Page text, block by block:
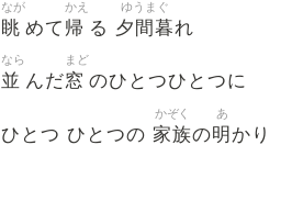
眺
なが
めて 帰
かえ
る 夕間暮
ゆうまぐ
れ
並
なら
んだ窓
まど
のひとつひとつに
ひとつ ひとつの 家族
かぞく
の明
あ
かり